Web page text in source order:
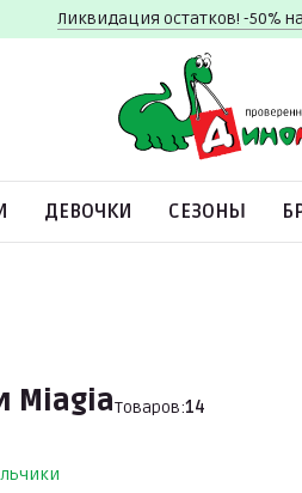
Ликвидация остатков! -50%
ДЕВОЧКИ СЕЗОНЫ
MiagiaТоваров:14